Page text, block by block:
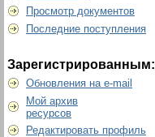
Просмотр документов
Последние поступления
Зарегистрированным:
Обновления на e-mail
Мой архив
ресурсов
Редактировать профиль